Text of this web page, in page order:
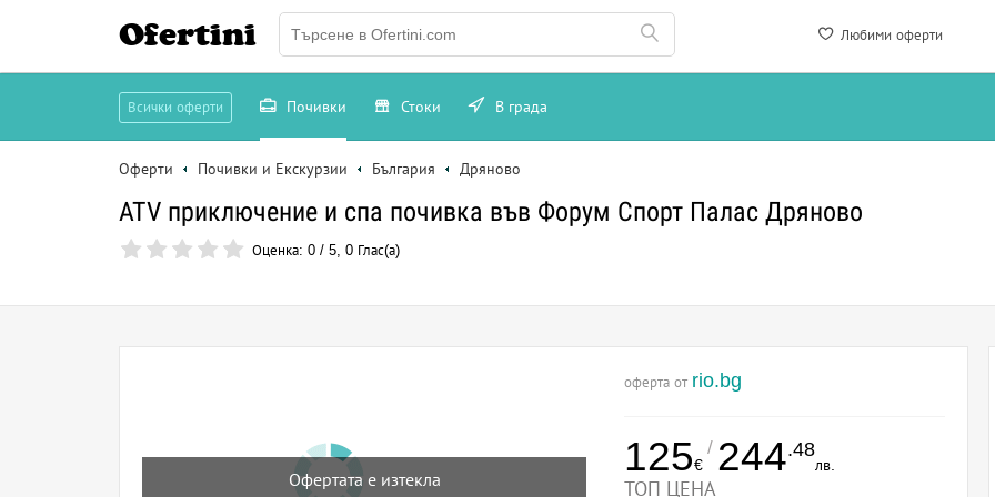
Любими оферти
Ofertini
Всички оферти Почивки Стоки В града
Оферти Почивки и Екскурзии България Дряново
АТV приключение и спа почивка във Форум Спорт Палас Дряново
Оценка: 0 / 5, 0 Глас(а)
Офертата е изтекла
оферта от rio.bg
125€
/ 244.48
лв.
ТОП ЦЕНА